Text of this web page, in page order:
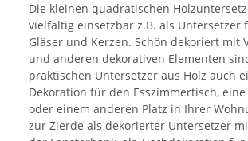
Die kleinen quadratischen
vielfältig einsetzbar z.B. als Untersetzer
Gläser und Kerzen. Schön dekoriert mit
und anderen dekorativen Elementen
praktischen Untersetzer aus Holz auch
Dekoration für den Esszimmertisch,
oder einem anderen Platz in Ihrer
zur Zierde als dekorierter Untersetzer